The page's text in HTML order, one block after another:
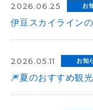
2026.06.25 お
伊豆スカイライン
2026.05.11 お知
🎆夏のおすすめ観